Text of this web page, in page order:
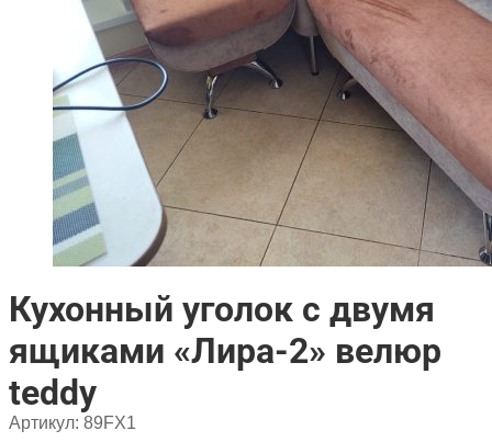
Кухонный уголок с двумя
ящиками «Лира-2» велюр
teddy
Артикул: 89FX1